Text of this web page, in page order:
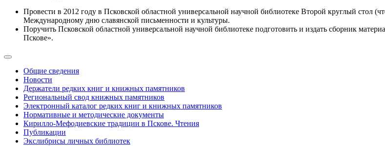
Провести в 2012 году в Псковской областной универсальной научной библиотеке Второй круглый стол
Международному дню славянской письменности и культуры.
Поручить Псковской областной универсальной научной библиотеке подготовить и издать сборник
Пскове».
Общие сведения
Новости
Держатели редких книг и книжных памятников
Региональный свод книжных памятников
Электронный каталог редких книг и книжных памятников
Нормативные и методические документы
Кирилло-Мефодиевские традиции в Пскове. Чтения
Публикации
Экслибрисы личных библиотек